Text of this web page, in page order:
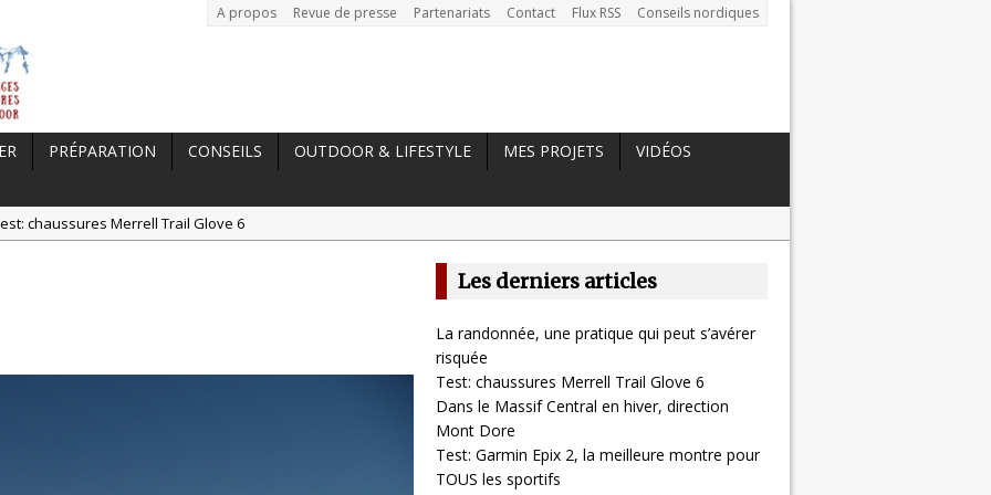
A propos Revue de presse Partenariats Contact Flux RSS Conseils nordiques
PRÉPARATION CONSEILS OUTDOOR & LIFESTYLE MES PROJETS
VIDÉOS
chaussures Merrell Trail Glove 6
Les derniers articles
La randonnée, une pratique qui peut s’avérer
risquée
Test: chaussures Merrell Trail Glove 6
Dans le Massif Central en hiver, direction
Mont Dore
Test: Garmin Epix 2, la meilleure montre pour
TOUS les sportifs